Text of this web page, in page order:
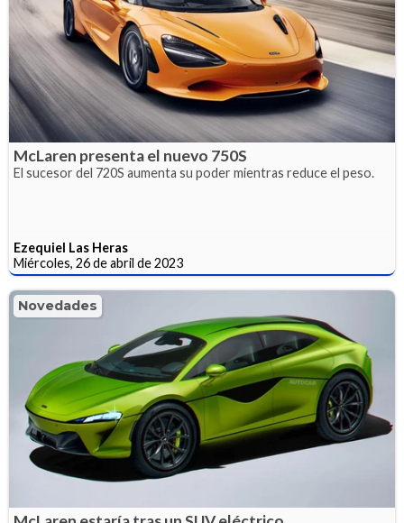
McLaren presenta el nuevo 750S
El sucesor del 720S aumenta su poder mientras reduce el peso.
Ezequiel Las Heras
Miércoles, 26 de abril de 2023
Novedades